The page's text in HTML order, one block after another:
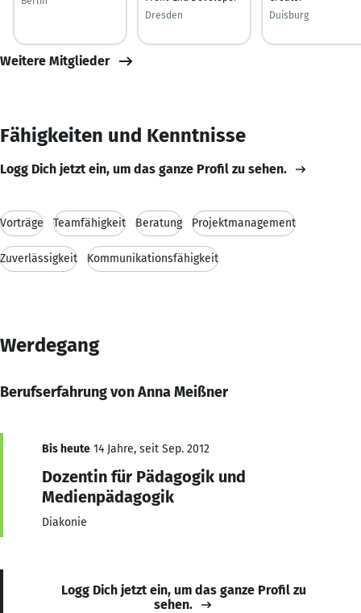
Dresden
Duisburg
Weitere Mitglieder
Fähigkeiten und Kenntnisse
Logg Dich jetzt ein, um das ganze Profil zu sehen.
Vorträge Teamfähigkeit Beratung Projektmanagement
Zuverlässigkeit Kommunikationsfähigkeit
Werdegang
Berufserfahrung von Anna Meißner
Bis heute 14 Jahre, seit Sep. 2012
Dozentin für Pädagogik und
Medienpädagogik
Diakonie
Logg Dich jetzt ein, um das ganze Profil zu
sehen.